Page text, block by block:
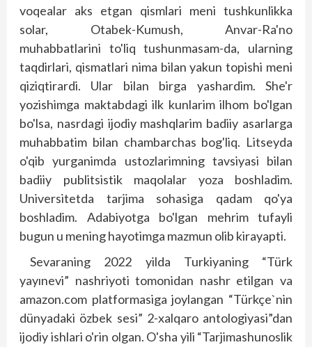
voqealar aks etgan qismlari meni tushkunlikka
solar, Otabek-Kumush, Anvar-Ra'no
muhabbatlarini to'liq tushunmasam-da, ularning
taqdirlari, qismatlari nima bilan yakun topishi meni
qiziqtirardi. Ular bilan birga yashardim. She'r
yozishimga maktabdagi ilk kunlarim ilhom bo'lgan
bo'lsa, nasrdagi ijodiy mashqlarim badiiy asarlarga
muhab­batim bilan chambarchas bog'liq. Litseyda
o'qib yurganimda ustozlarimning tavsiyasi bilan
badiiy publitsistik maqolalar yoza boshladim.
Universitetda tarjima sohasiga qadam qo'ya
boshladim. Adabiyotga bo'lgan mehrim tufayli
bugun u mening hayotimga mazmun olib kirayapti.
Sevaraning 2022 yilda Turkiyaning “Türk
yayınevi” nashriyoti tomonidan nashr etilgan va
amazon.com platformasiga joylangan “Türkçe`nin
dünyadaki özbek sesi” 2-xalqaro antologiyasi”dan
ijodiy ishlari o'rin olgan. O'sha yili “Tarjimashunoslik